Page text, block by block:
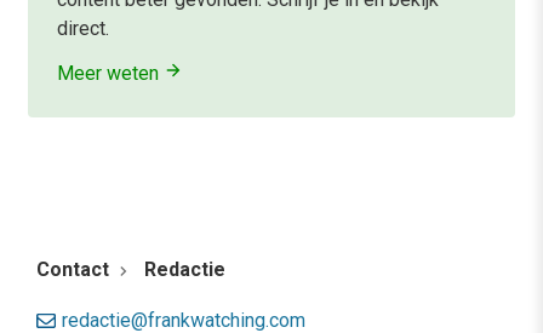
direct.
Meer weten
Contact Redactie
redactie@frankwatching.com